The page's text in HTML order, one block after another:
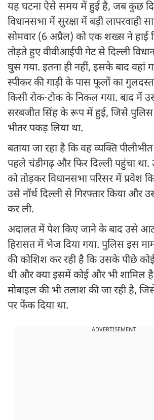
यह घटना ऐसे समय में हुई है, जब कुछ
विधानसभा में सुरक्षा में बड़ी लापरवाही
सोमवार (6 अप्रैल) को एक शख्स ने हाई
तोड़ते हुए वीवीआईपी गेट से दिल्ली
घुस गया. इतना ही नहीं, इसके बाद वहां
स्पीकर की गाड़ी के पास फूलों का
किसी रोक-टोक के निकल गया. बाद में
सरबजीत सिंह के रूप में हुई, जिसे
भीतर पकड़ लिया था.
बताया जा रहा है कि वह व्यक्ति
पहले चंडीगढ़ और फिर दिल्ली पहुंचा
को तोड़कर विधानसभा परिसर में प्रवेश
उसे नॉर्थ दिल्ली से गिरफ्तार किया और
कर ली.
अदालत में पेश किए जाने के बाद उसे
हिरासत में भेज दिया गया. पुलिस इस
की कोशिश कर रही है कि उसके पीछे
थी और क्या इसमें कोई और भी शामिल
मोबाइल की भी तलाश की जा रही है,
पर फेंक दिया था.
ADVERTISEMENT